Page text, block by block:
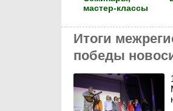
мастер-классы
Итоги
победы